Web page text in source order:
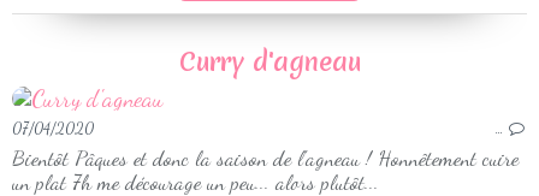
Curry d'agneau
07/04/2020 …
Bientôt Pâques et donc la saison de l'agneau ! Honnêtement cuire
un plat 7h me décourage un peu... alors plutôt...